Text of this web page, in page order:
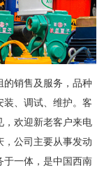
的销售及服务，品种
装、调试、维护。客
，欢迎新老客户来电
，公司主要从事发动
于一体，是中国西南